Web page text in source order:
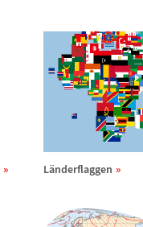
Länderflaggen